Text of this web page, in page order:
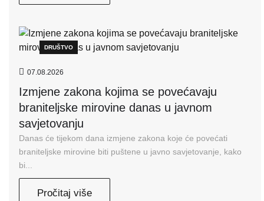
DRUŠTVO
07.08.2026
Izmjene zakona kojima se povećavaju
braniteljske mirovine danas u javnom
savjetovanju
Danas će tijekom dana izmjene zakona koje će povećati
braniteljske mirovine biti puštene u javno savjetovanje, kako
bi...
Pročitaj više